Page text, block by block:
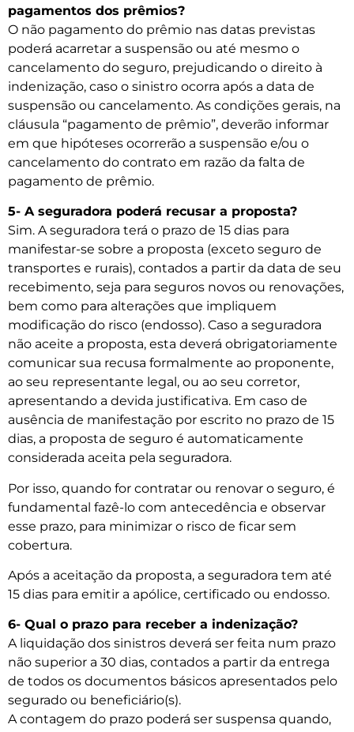
pagamentos dos prêmios?
O não pagamento do prêmio nas datas previstas
poderá acarretar a suspensão ou até mesmo o
cancelamento do seguro, prejudicando o direito à
indenização, caso o sinistro ocorra após a data de
suspensão ou cancelamento. As condições gerais, na
cláusula “pagamento de prêmio”, deverão informar
em que hipóteses ocorrerão a suspensão e/ou o
cancelamento do contrato em razão da falta de
pagamento de prêmio.
5- A seguradora poderá recusar a proposta?
Sim. A seguradora terá o prazo de 15 dias para
manifestar-se sobre a proposta (exceto seguro de
transportes e rurais), contados a partir da data de seu
recebimento, seja para seguros novos ou renovações,
bem como para alterações que impliquem
modificação do risco (endosso). Caso a seguradora
não aceite a proposta, esta deverá obrigatoriamente
comunicar sua recusa formalmente ao proponente,
ao seu representante legal, ou ao seu corretor,
apresentando a devida justificativa. Em caso de
ausência de manifestação por escrito no prazo de 15
dias, a proposta de seguro é automaticamente
considerada aceita pela seguradora.
Por isso, quando for contratar ou renovar o seguro, é
fundamental fazê-lo com antecedência e observar
esse prazo, para minimizar o risco de ficar sem
cobertura.
Após a aceitação da proposta, a seguradora tem até
15 dias para emitir a apólice, certificado ou endosso.
6- Qual o prazo para receber a indenização?
A liquidação dos sinistros deverá ser feita num prazo
não superior a 30 dias, contados a partir da entrega
de todos os documentos básicos apresentados pelo
segurado ou beneficiário(s).
A contagem do prazo poderá ser suspensa quando,